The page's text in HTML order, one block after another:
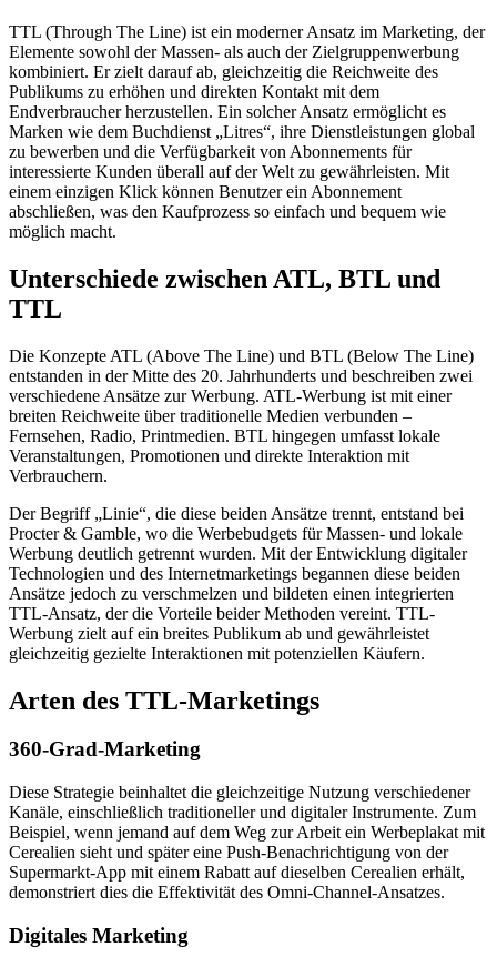
TTL (Through The Line) ist ein moderner Ansatz im Marketing, der
Elemente sowohl der Massen- als auch der Zielgruppenwerbung
kombiniert. Er zielt darauf ab, gleichzeitig die Reichweite des
Publikums zu erhöhen und direkten Kontakt mit dem
Endverbraucher herzustellen. Ein solcher Ansatz ermöglicht es
Marken wie dem Buchdienst „Litres“, ihre Dienstleistungen global
zu bewerben und die Verfügbarkeit von Abonnements für
interessierte Kunden überall auf der Welt zu gewährleisten. Mit
einem einzigen Klick können Benutzer ein Abonnement
abschließen, was den Kaufprozess so einfach und bequem wie
möglich macht.
Unterschiede zwischen ATL, BTL und
TTL
Die Konzepte ATL (Above The Line) und BTL (Below The Line)
entstanden in der Mitte des 20. Jahrhunderts und beschreiben zwei
verschiedene Ansätze zur Werbung. ATL-Werbung ist mit einer
breiten Reichweite über traditionelle Medien verbunden –
Fernsehen, Radio, Printmedien. BTL hingegen umfasst lokale
Veranstaltungen, Promotionen und direkte Interaktion mit
Verbrauchern.
Der Begriff „Linie“, die diese beiden Ansätze trennt, entstand bei
Procter & Gamble, wo die Werbebudgets für Massen- und lokale
Werbung deutlich getrennt wurden. Mit der Entwicklung digitaler
Technologien und des Internetmarketings begannen diese beiden
Ansätze jedoch zu verschmelzen und bildeten einen integrierten
TTL-Ansatz, der die Vorteile beider Methoden vereint. TTL-
Werbung zielt auf ein breites Publikum ab und gewährleistet
gleichzeitig gezielte Interaktionen mit potenziellen Käufern.
Arten des TTL-Marketings
360-Grad-Marketing
Diese Strategie beinhaltet die gleichzeitige Nutzung verschiedener
Kanäle, einschließlich traditioneller und digitaler Instrumente. Zum
Beispiel, wenn jemand auf dem Weg zur Arbeit ein Werbeplakat mit
Cerealien sieht und später eine Push-Benachrichtigung von der
Supermarkt-App mit einem Rabatt auf dieselben Cerealien erhält,
demonstriert dies die Effektivität des Omni-Channel-Ansatzes.
Digitales Marketing